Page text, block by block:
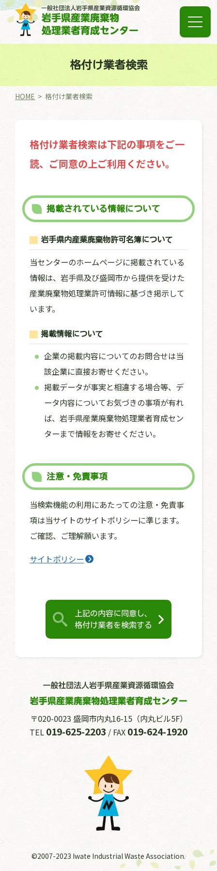
格付け業者検索
HOME 格付け業者検索
格付け業者検索は下記の事項をご一
読、ご同意の上ご利用ください。
掲載されている情報について
岩手県内産業廃棄物許可名簿について
当センターのホームページに掲載されている
情報は、岩手県及び盛岡市から提供を受けた
産業廃棄物処理業許可情報に基づき掲示して
います。
掲載情報について
企業の掲載内容についてのお問合せは当
該企業に直接お寄せください。
掲載データが事実と相違する場合等、デ
ータ内容についてお気づきの事項が有れ
ば、岩手県産業廃棄物処理業者育成セン
ターまで情報をお寄せください。
注意・免責事項
当検索機能の利用にあたっての注意・免責事
項は当サイトのサイトポリシーに準じます。
ご確認、ご理解願います。
サイトポリシー
上記の内容に同意し、
格付け業者を検索する
〒020-0023 盛岡市内丸16-15（内丸ビル5F）
TEL 019-625-2203 / FAX 019-624-1920
©2007-2023 Iwate Industrial Waste Association.